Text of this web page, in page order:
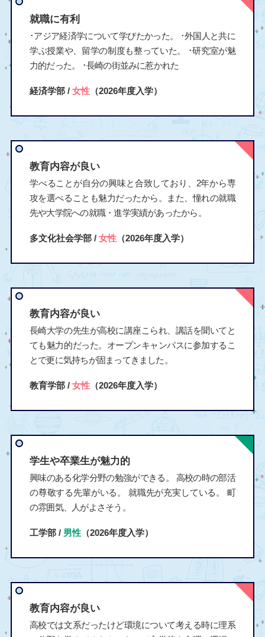
就職に有利
･アジア経済学について学びたかった。 ･外国人と共に
学ぶ授業や、留学の制度も整っていた。 ･研究室が魅
力的だった。 ･長崎の街並みに惹かれた
経済学部 / 女性（2026年度入学）
教育内容が良い
学べることが自分の興味と合致しており、2年から専
攻を選べることも魅力だったから。また、憧れの就職
先や大学院への就職・進学実績があったから。
多文化社会学部 / 女性（2026年度入学）
教育内容が良い
長崎大学の先生が高校に講座こられ、講話を聞いてと
ても魅力的だった。オープンキャンパスに参加するこ
とで更に気持ちが固まってきました。
教育学部 / 女性（2026年度入学）
学生や卒業生が魅力的
興味のある化学分野の勉強ができる。 高校の時の部活
の尊敬する先輩がいる。 就職先が充実している。 町
の雰囲気、人がよさそう。
工学部 / 男性（2026年度入学）
教育内容が良い
高校では文系だったけど環境について考える時に理系